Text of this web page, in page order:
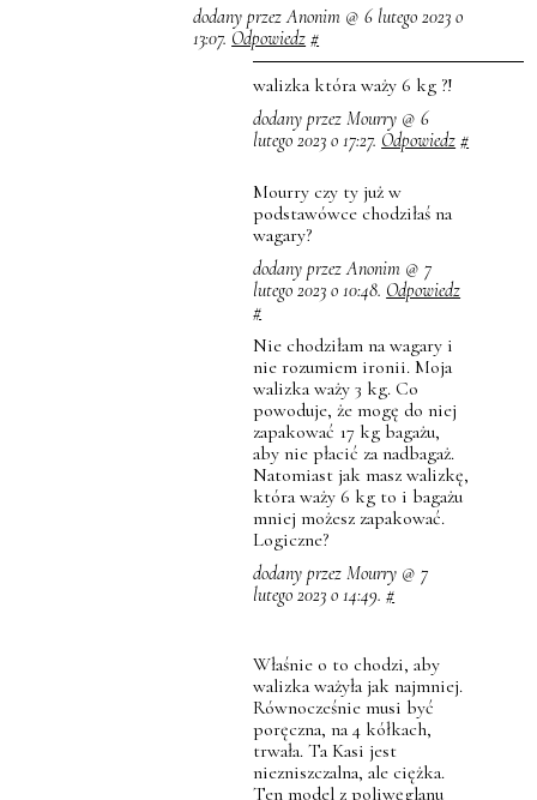
dodany przez Anonim @ 6 lutego 2023 o
13:07. Odpowiedz #
walizka która waży 6 kg ?!
dodany przez Mourry @ 6
lutego 2023 o 17:27. Odpowiedz #
Mourry czy ty już w
podstawówce chodziłaś na
wagary?
dodany przez Anonim @ 7
lutego 2023 o 10:48. Odpowiedz
#
Nie chodziłam na wagary i
nie rozumiem ironii. Moja
walizka waży 3 kg. Co
powoduje, że mogę do niej
zapakować 17 kg bagażu,
aby nie płacić za nadbagaż.
Natomiast jak masz walizkę,
która waży 6 kg to i bagażu
mniej możesz zapakować.
Logiczne?
dodany przez Mourry @ 7
lutego 2023 o 14:49.#
Właśnie o to chodzi, aby
walizka ważyła jak najmniej.
Równocześnie musi być
poręczna, na 4 kółkach,
trwała. Ta Kasi jest
niezniszczalna, ale ciężka.
Ten model z poliwęglanu